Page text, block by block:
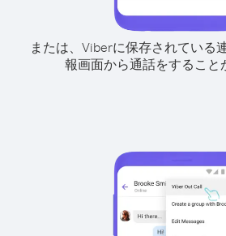
または、Viberに保存されている
報画面から通話をすること